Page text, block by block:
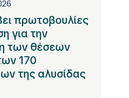
πρωτοβουλίες
για την
των θέσεων
170
της αλυσίδας